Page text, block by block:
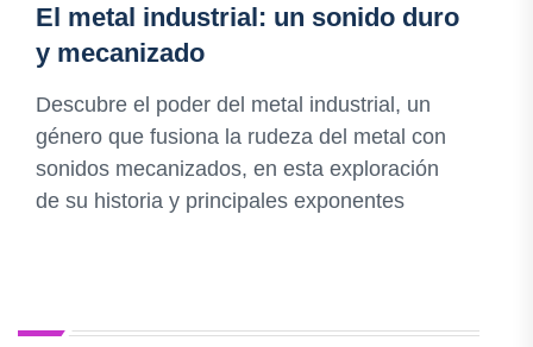
El metal industrial: un sonido duro
y mecanizado
Descubre el poder del metal industrial, un
género que fusiona la rudeza del metal con
sonidos mecanizados, en esta exploración
de su historia y principales exponentes